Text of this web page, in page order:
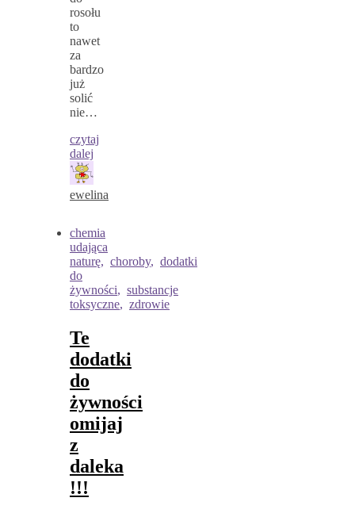
rosołu
to
nawet
za
bardzo
już
solić
nie…
czytaj
dalej
ewelina
chemia
udająca
naturę, choroby, dodatki
do
żywności, substancje
toksyczne, zdrowie
Te
dodatki
do
żywności
omijaj
z
daleka
!!!